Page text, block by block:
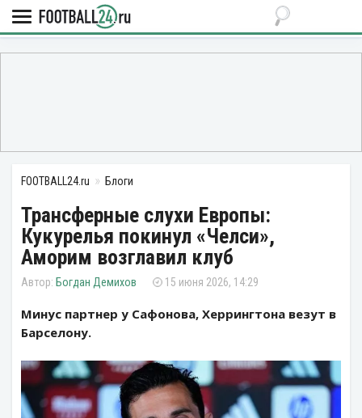
FOOTBALL24.ru Блоги
Трансферные слухи Европы:
Кукурелья покинул «Челси»,
Аморим возглавил клуб
Богдан Демихов 15 июня 2026, 14:29
Минус партнер у Сафонова, Херрингтона везут в
Барселону.